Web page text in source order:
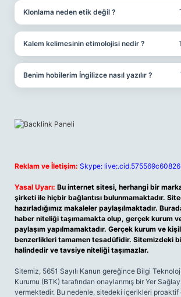
Klonlama neden etik değil ?
Kalem kelimesinin etimolojisi nedir ?
Benim hobilerim İngilizce nasıl yazılır ?
Reklam ve İletişim: Skype:
Yasal Uyarı: Bu internet sitesi, herhangi bir
şirketi ile hiçbir bağlantısı bulunmamaktadır.
hazırladığımız makaleler paylaşılmaktadır.
haber niteliği taşımamakta olup, gerçek kurum
paylaşım yapılmamaktadır. Gerçek kurum ve
benzerlikleri tamamen tesadüfidir. Sitemizdeki
halindedir ve tavsiye niteliği taşımazlar.
Sitemiz, 5651 Sayılı Kanun gereğince Bilgi
Kurumu (BTK) tarafından onaylanmış bir Yer
vermektedir. Bu nedenle, sitedeki içerikleri